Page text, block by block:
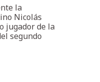
la
Nicolás
jugador de la
segundo